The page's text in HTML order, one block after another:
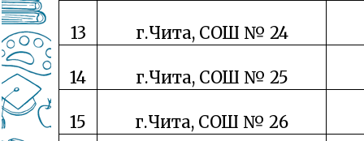
13 г.Чита, СОШ № 24
14 г.Чита, СОШ № 25
15 г.Чита, СОШ № 26